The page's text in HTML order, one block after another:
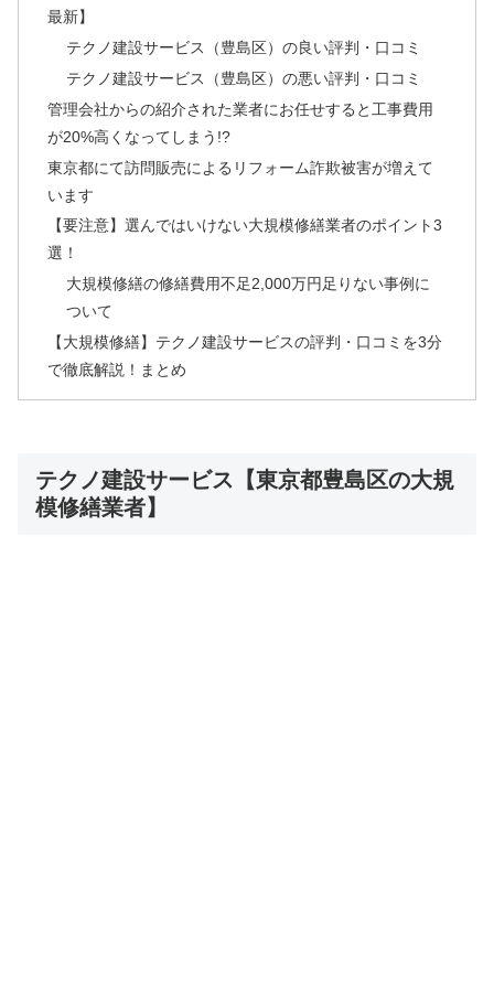
最新】
テクノ建設サービス（豊島区）の良い評判・口コミ
テクノ建設サービス（豊島区）の悪い評判・口コミ
管理会社からの紹介された業者にお任せすると工事費用
が20%高くなってしまう!?
東京都にて訪問販売によるリフォーム詐欺被害が増えて
います
【要注意】選んではいけない大規模修繕業者のポイント3
選！
大規模修繕の修繕費用不足2,000万円足りない事例に
ついて
【大規模修繕】テクノ建設サービスの評判・口コミを3分
で徹底解説！まとめ
テクノ建設サービス【東京都豊島区の大規
模修繕業者】